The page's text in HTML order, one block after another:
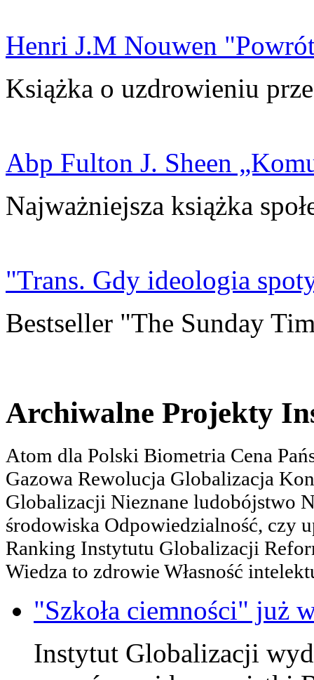
Henri J.M Nouwen
Książka o uzdrowieniu
Abp Fulton J. Sheen
Najważniejsza książka
"Trans. Gdy ideologia
Bestseller "The Sunday
Archiwalne Projekty
Atom dla Polski Biometria Cena
Gazowa Rewolucja Globalizacja
Globalizacji Nieznane ludobójstwo
środowiska Odpowiedzialność, czy
Ranking Instytutu Globalizacji
Wiedza to zdrowie Własność
"Szkoła ciemności" już
Instytut Globalizacji